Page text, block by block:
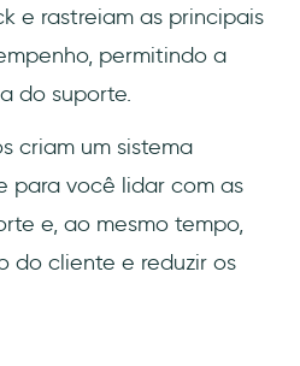
e rastreiam as principais
permitindo a
do suporte.
criam um sistema
para você lidar com as
e, ao mesmo tempo,
do cliente e reduzir os